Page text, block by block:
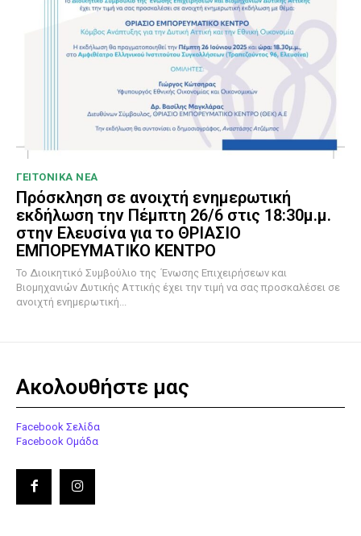
ΓΕΙΤΟΝΙΚΑ ΝΕΑ
Πρόσκληση σε ανοιχτή ενημερωτική
εκδήλωση την Πέμπτη 26/6 στις 18:30μ.μ.
στην Ελευσίνα για το ΘΡΙΑΣΙΟ
ΕΜΠΟΡΕΥΜΑΤΙΚΟ ΚΕΝΤΡΟ
To Διοικητικό Συμβούλιο της Ένωσης Επιχειρήσεων και
Βιομηχανιών Δυτικής Αττικής έχει την τιμή να σας προσκαλέσει σε
ανοιχτή ενημερωτική...
Ακολουθήστε μας
Facebook Σελίδα
Facebook Ομάδα